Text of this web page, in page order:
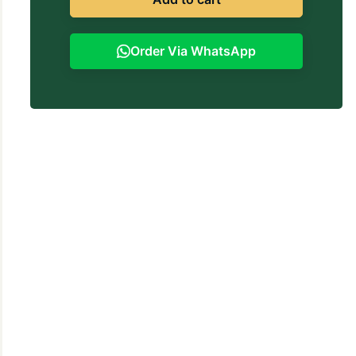
Order Via WhatsApp